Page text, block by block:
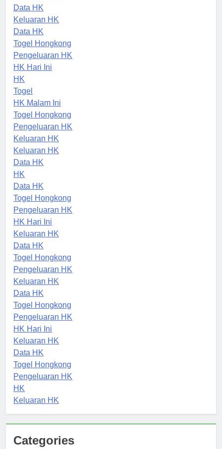
Keluaran HK
Data HK
Keluaran HK
Data HK
Togel Hongkong
Pengeluaran HK
HK Hari Ini
HK
Togel
HK Malam Ini
Togel Hongkong
Pengeluaran HK
Keluaran HK
Keluaran HK
Data HK
HK
Data HK
Togel Hongkong
Pengeluaran HK
HK Hari Ini
Keluaran HK
Data HK
Togel Hongkong
Pengeluaran HK
Keluaran HK
Data HK
Togel Hongkong
Pengeluaran HK
HK Hari Ini
Keluaran HK
Data HK
Togel Hongkong
Pengeluaran HK
HK